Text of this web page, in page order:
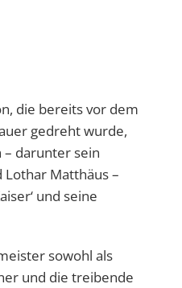
die bereits vor dem
gedreht wurde,
darunter sein
Lothar Matthäus –
und seine
sowohl als
und die treibende